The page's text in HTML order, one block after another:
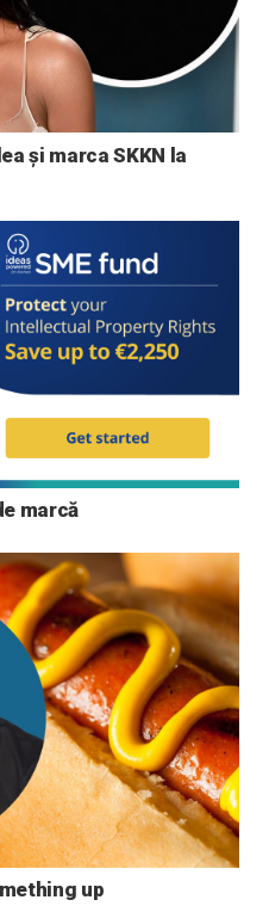
și marca SKKN la
marcă
up